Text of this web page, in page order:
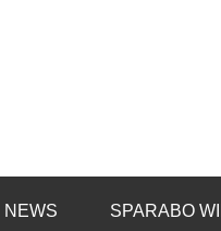
NEWS SPARABO